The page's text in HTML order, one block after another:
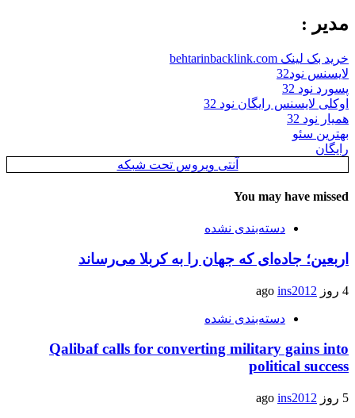
مدیر :
خرید بک لینک behtarinbacklink.com
لایسنس نود32
پسورد نود 32
اوکلی لایسنس رایگان نود 32
همیار نود 32
بهترین سئو
رایگان
آنتی ویروس تحت شبکه
You may have missed
دسته‌بندی نشده
اربعین؛ جاده‌ای که جهان را به کربلا می‌رساند
4 روز ago ins2012
دسته‌بندی نشده
Qalibaf calls for converting military gains into
political success
5 روز ago ins2012